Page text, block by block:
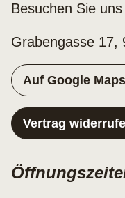
Besuchen Sie uns
Grabengasse 17,
Auf Google
Vertrag